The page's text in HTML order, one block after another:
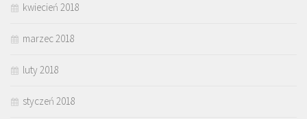
kwiecień 2018
marzec 2018
luty 2018
styczeń 2018